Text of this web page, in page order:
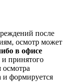
после
осмотр может
в офисе
и принятого
осмотра
и формируется